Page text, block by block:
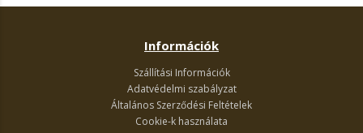
Információk
Szállítási Információk
Adatvédelmi szabályzat
Általános Szerződési Feltételek
Cookie-k használata